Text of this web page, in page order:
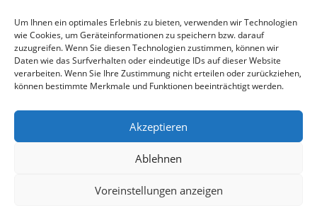
Um Ihnen ein optimales Erlebnis zu bieten, verwenden wir Technologien
wie Cookies, um Geräteinformationen zu speichern bzw. darauf
zuzugreifen. Wenn Sie diesen Technologien zustimmen, können wir
Daten wie das Surfverhalten oder eindeutige IDs auf dieser Website
verarbeiten. Wenn Sie Ihre Zustimmung nicht erteilen oder zurückziehen,
können bestimmte Merkmale und Funktionen beeinträchtigt werden.
Akzeptieren
Ablehnen
Voreinstellungen anzeigen
Nach Preis filtern
Kategorie
auswählen
Datenschutz
Haftungsausschluss
Copyright 2023 - DT COLLECTION